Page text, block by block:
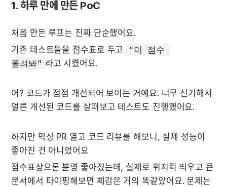
1. 하루 만에 만든 PoC
처음 만든 루프는 진짜 단순했어요.
기존 테스트들을 점수표로 두고
"이 점수
올려봐" 라고 시켰어요.
어? 코드가 점점 개선되어 보이는 거예요. 너무 신기해서
얼른 개선된 코드를 살펴보고 테스트도 진행했어요.
하지만 막상 PR 열고 코드 리뷰를 해보니, 실제 성능이
좋아진 건 아니었어요
점수표상으론 분명 좋아졌는데, 실제로 위지윅 띄우고 큰
문서에서 타이핑해보면 체감은 거의 똑같았어요. 문제는